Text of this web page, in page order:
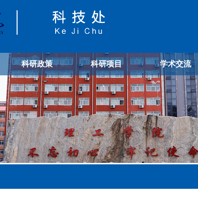
科研政策 科研项目 学术交流